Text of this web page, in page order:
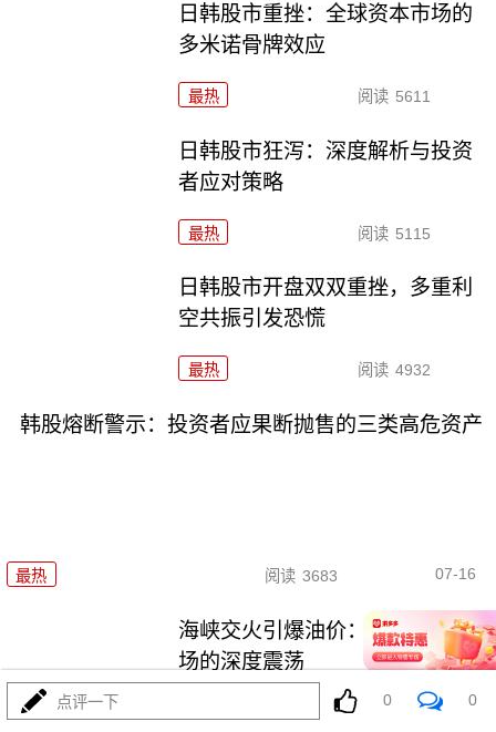
日韩股市重挫：全球资本市场的
多米诺骨牌效应
最热 阅读 5611
日韩股市狂泻：深度解析与投资
者应对策略
最热 阅读 5115
日韩股市开盘双双重挫，多重利
空共振引发恐慌
最热 阅读 4932
韩股熔断警示：投资者应果断抛售的三类高危资产
最热 阅读 3683 07-16
海峡交火引爆油价：全球能源市
场的深度震荡
4927
点评一下 0 0